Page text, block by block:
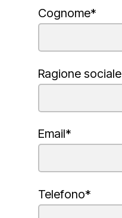
Cognome*
Ragione sociale
Email*
Telefono*